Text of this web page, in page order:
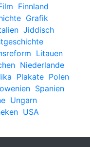
Finnland
Grafik
Jiddisch
Litauen
Niederlande
Plakate Polen
Spanien
Ungarn
USA